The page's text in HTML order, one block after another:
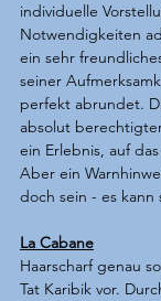
individuelle
Notwendigkeiten
ein sehr
seiner
perfekt abrundet.
absolut
ein Erlebnis, auf
Aber ein
doch sein - es
La Cabane
Haarscharf genau
Tat Karibik vor.